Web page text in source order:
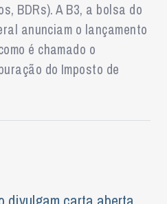
BDRs). A B3, a bolsa do
anunciam o lançamento
é chamado o
do Imposto de